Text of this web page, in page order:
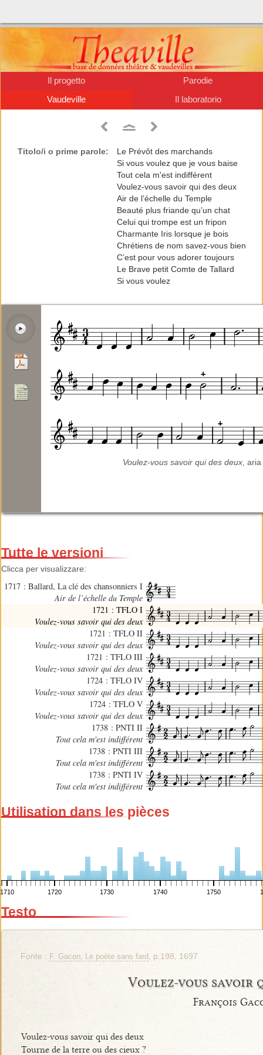
Il progetto
Parodie
Vaudeville
Il laboratorio
Titolo/i o prime parole:
Le Prévôt des marchands
Si vous voulez que je vous baise
Tout cela m'est indifférent
Voulez-vous savoir qui des deux
Air de l’échelle du Temple
Beauté plus friande qu’un chat
Celui qui trompe est un fripon
Charmante Iris lorsque je bois
Chrétiens de nom savez-vous bien
C’est pour vous adorer toujours
Le Brave petit Comte de Tallard
Si vous voulez
Voulez-vous savoir qui des deux,
Tutte le versioni
Clicca per visualizzare:
1717 : Ballard, La clé des chansonniers I
Air de l’échelle du Temple
1721 : TFLO I
Voulez-vous savoir qui des deux
1721 : TFLO II
Voulez-vous savoir qui des deux
1721 : TFLO III
Voulez-vous savoir qui des deux
1724 : TFLO IV
Voulez-vous savoir qui des deux
1724 : TFLO V
Voulez-vous savoir qui des deux
1738 : PNTI II
Tout cela m'est indifférent
1738 : PNTI III
Tout cela m'est indifférent
1738 : PNTI IV
Tout cela m'est indifférent
Utilisation dans les pièces
1710 1720 1730 1740 1750
Testo
Fonte : F. Gacon, Le poète sans fard , p.198, 1697
Voulez-vous savoir
François
Voulez-vous savoir qui des deux
Tourne de la terre ou des cieux ?